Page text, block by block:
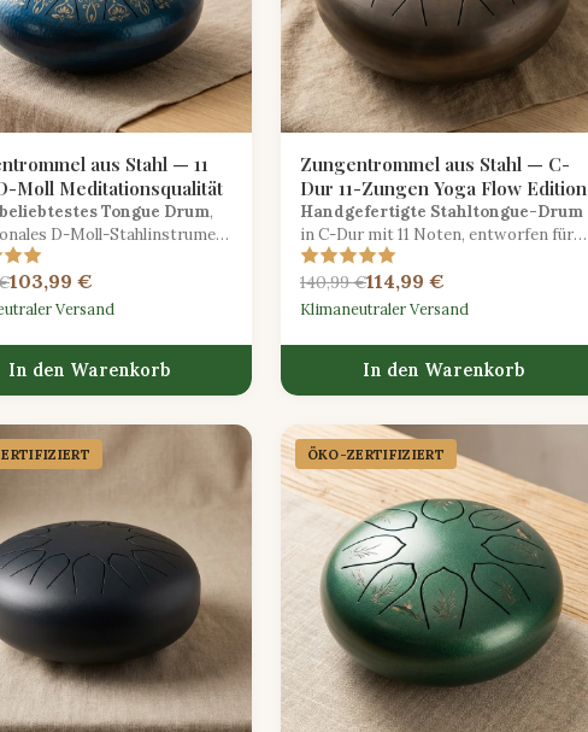
aus Stahl — 11
Moll Meditationsqualität
Tongue Drum,
D-Moll-Stahlinstrument
Sustain, perfekt für
Yoga und kreative
103,99 €
Versand
In den Warenkorb
Zungentrommel aus Stahl — C-
Dur 11-Zungen Yoga Flow Edition
Handgefertigte Stahltongue-Drum
in C-Dur mit 11 Noten, entworfen für
Yoga-Flow Begleitung und geführte
Entspannung.
140,99 €114,99 €
Klimaneutraler Versand
In den Warenkorb
ÖKO-ZERTIFIZIERT